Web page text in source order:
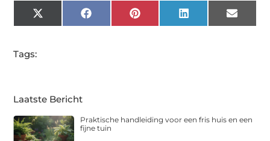
X
(Twitter)
FacebookPinterest LinkedIn Email
Tags:
Laatste Bericht
Praktische handleiding voor een fris huis en een
fijne tuin